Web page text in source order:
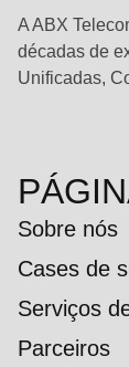
A ABX
décadas de
Unificadas,
Sobre nós
Cases de
Serviços
Parceiros